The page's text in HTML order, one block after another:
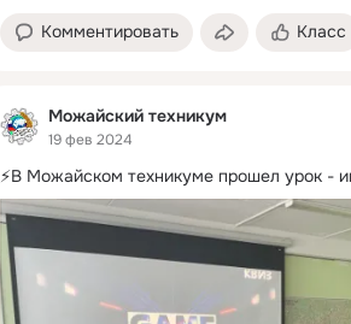
Комментировать Класс
Можайский техникум
19 фев 2024
⚡️В Можайском техникуме прошел урок -